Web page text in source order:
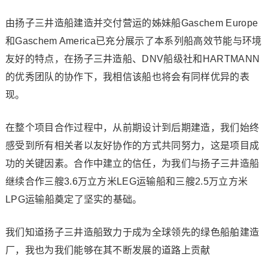
由扬子三井造船建造并交付营运的姊妹船Gaschem Europe
和Gaschem America已充分展示了本系列船高效节能与环境
友好的特点，在扬子三井造船、DNV船级社和HARTMANN
的优秀团队的协作下，我相信该船也将会有同样优异的表
现。
在整个项目合作过程中，从前期设计到后期建造，我们始终
感受到所有相关者以友好协作的方式共同努力，这是项目成
功的关键因素。合作中建立的信任，为我们与扬子三井造船
继续合作三艘3.6万立方米LEG运输船和三艘2.5万立方米
LPG运输船奠定了坚实的基础。
我们知道扬子三井造船致力于成为全球领先的绿色船舶建造
厂，我也为我们能够在其不断发展的道路上贡献